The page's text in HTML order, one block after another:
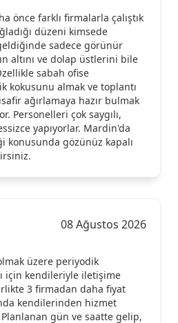
önce farklı firmalarla çalıştık
düzeni kimsede
sadece görünür
altını ve dolap üstlerini bile
sabah ofise
kokusunu almak ve toplantı
ağırlamaya hazır bulmak
Personelleri çok saygılı,
yapıyorlar. Mardin'da
konusunda gözünüz kapalı
08 Ağustos 2026
üzere periyodik
için kendileriyle iletişime
3 firmadan daha fiyat
kendilerinden hizmet
gün ve saatte gelip,